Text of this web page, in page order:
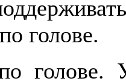
голове.
голове.